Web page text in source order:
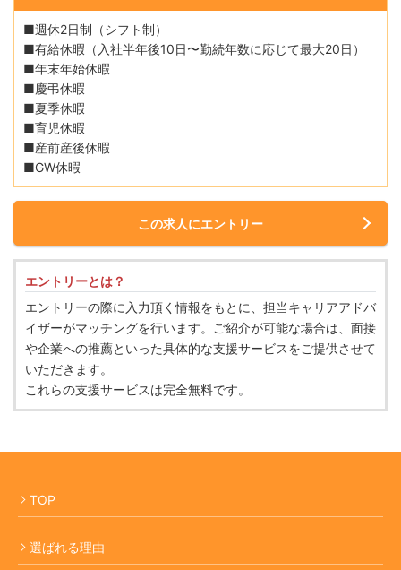
■週休2日制（シフト制）
■有給休暇（入社半年後10日〜勤続年数に応じて最大20日）
■年末年始休暇
■慶弔休暇
■夏季休暇
■育児休暇
■産前産後休暇
■GW休暇
この求人にエントリー
エントリーとは？
エントリーの際に入力頂く情報をもとに、担当キャリアアドバ
イザーがマッチングを行います。ご紹介が可能な場合は、面接
や企業への推薦といった具体的な支援サービスをご提供させて
いただきます。
これらの支援サービスは完全無料です。
TOP
選ばれる理由